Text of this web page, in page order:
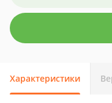
Характеристики